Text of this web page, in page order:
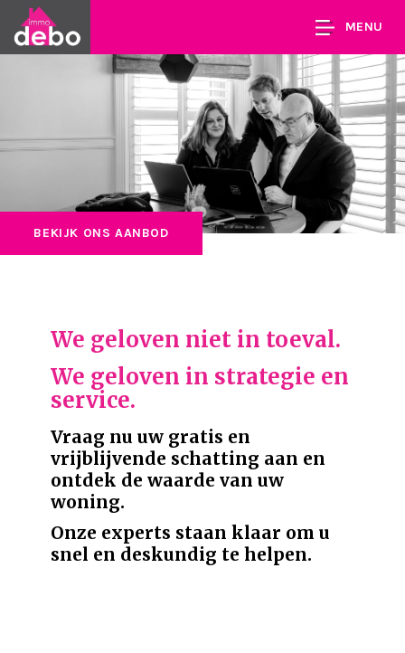
MENU
BEKIJK ONS AANBOD
We geloven niet in toeval.
We geloven in strategie en
service.
Vraag nu uw gratis en
vrijblijvende schatting aan en
ontdek de waarde van uw
woning.
Onze experts staan klaar om u
snel en deskundig te helpen.